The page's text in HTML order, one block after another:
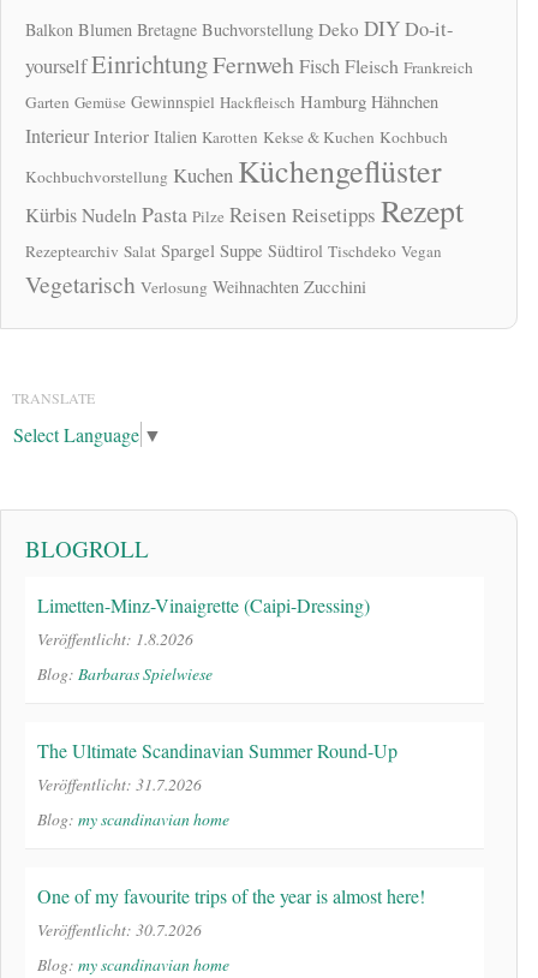
Balkon Blumen Bretagne Buchvorstellung Deko DIYDo-it-
yourselfEinrichtungFernwehFischFleisch Frankreich
Garten Gemüse Gewinnspiel Hackfleisch Hamburg Hähnchen
Interieur Interior Italien Karotten Kekse & Kuchen Kochbuch
Kochbuchvorstellung Kuchen Küchengeflüster
KürbisNudeln Pasta Pilze Reisen Reisetipps Rezept
Rezeptearchiv Salat Spargel Suppe Südtirol Tischdeko Vegan
Vegetarisch Verlosung Weihnachten Zucchini
TRANSLATE
Select Language ▼
BLOGROLL
Limetten-Minz-Vinaigrette (Caipi-Dressing)
Veröffentlicht: 1.8.2026
Blog: Barbaras Spielwiese
The Ultimate Scandinavian Summer Round-Up
Veröffentlicht: 31.7.2026
Blog: my scandinavian home
One of my favourite trips of the year is almost here!
Veröffentlicht: 30.7.2026
Blog: my scandinavian home